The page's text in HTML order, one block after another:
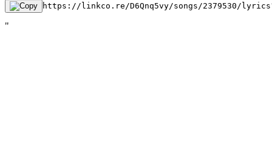
https://linkco.re/D6Qnq5vy/songs/2379530/
"